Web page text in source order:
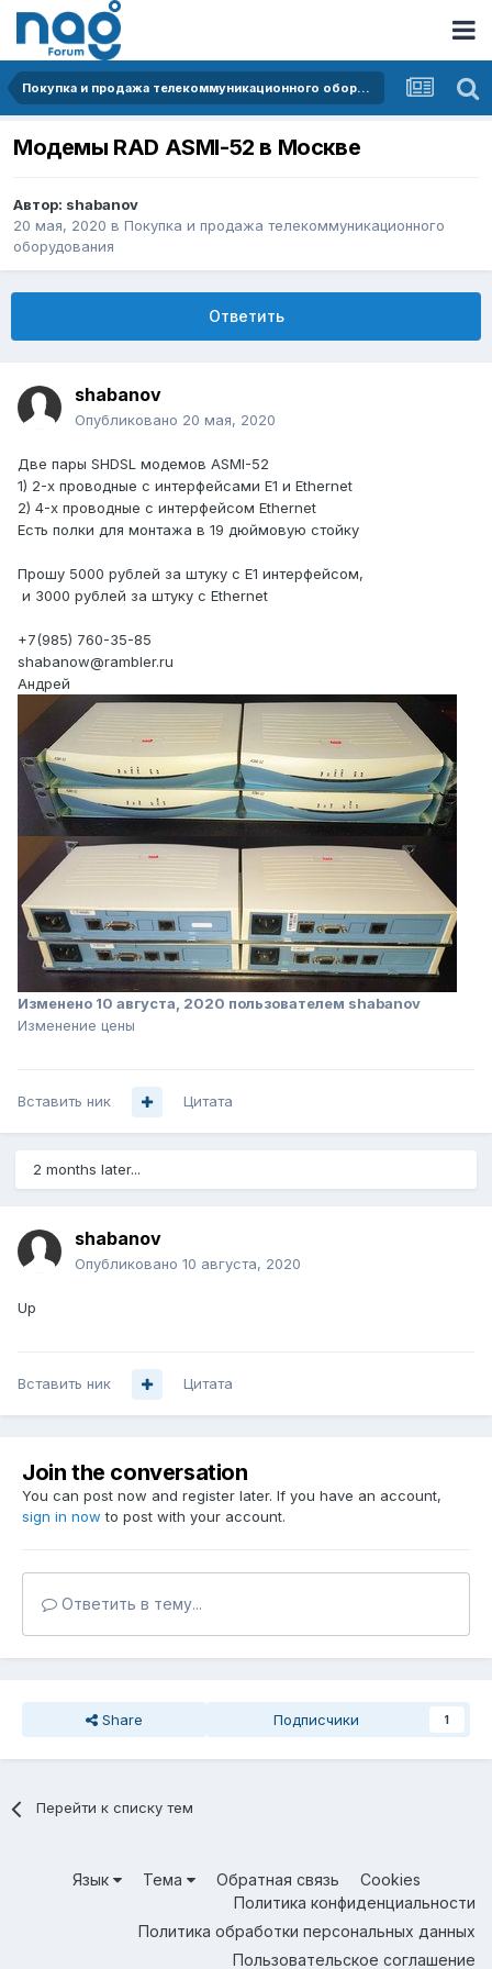
Покупка и продажа телекоммуникационного оборудования
Модемы RAD ASMI-52 в Москве
Автор: shabanov
20 мая, 2020 в Покупка и продажа телекоммуникационного
оборудования
Ответить
shabanov
Опубликовано 20 мая, 2020
Две пары SHDSL модемов ASMI-52
1) 2-х проводные с интерфейсами E1 и Ethernet
2) 4-х проводные с интерфейсом Ethernet
Есть полки для монтажа в 19 дюймовую стойку
Прошу 5000 рублей за штуку с Е1 интерфейсом,
и 3000 рублей за штуку с Ethernet
+7(985) 760-35-85
shabanow@rambler.ru
Андрей
Изменено 10 августа, 2020 пользователем shabanov
Изменение цены
Вставить ник Цитата
2 months later...
shabanov
Опубликовано 10 августа, 2020
Up
Вставить ник Цитата
Join the conversation
You can post now and register later. If you have an account,
sign in now to post with your account.
Ответить в тему...
Share Подписчики 1
Перейти к списку тем
Язык Тема Обратная связь
Cookies
Политика конфиденциальности
Политика обработки персональных данных
Пользовательское соглашение